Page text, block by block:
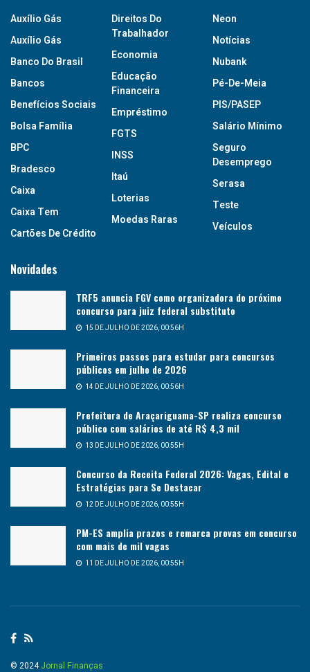
Auxílio Gás
Auxílio Gás
Banco Do Brasil
Bancos
Benefícios Sociais
Bolsa Família
BPC
Bradesco
Caixa
Caixa Tem
Cartões De Crédito
Direitos Do
Trabalhador
Economia
Educação
Financeira
Empréstimo
FGTS
INSS
Itaú
Loterias
Moedas Raras
Neon
Notícias
Nubank
Pé-De-Meia
PIS/PASEP
Salário Mínimo
Seguro
Desemprego
Serasa
Teste
Veículos
Novidades
TRF5 anuncia FGV como organizadora do próximo
concurso para juiz federal substituto
15 DE JULHO DE 2026, 00:56H
Primeiros passos para estudar para concursos
públicos em julho de 2026
14 DE JULHO DE 2026, 00:56H
Prefeitura de Araçariguama-SP realiza concurso
público com salários de até R$ 4,3 mil
13 DE JULHO DE 2026, 00:55H
Concurso da Receita Federal 2026: Vagas, Edital e
Estratégias para Se Destacar
12 DE JULHO DE 2026, 00:55H
PM-ES amplia prazos e remarca provas em concurso
com mais de mil vagas
11 DE JULHO DE 2026, 00:55H
© 2024Jornal Finanças